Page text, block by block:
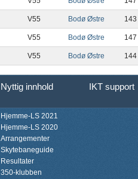
V55 Bodø Østre 143
V55 Bodø Østre 147
V55 Bodø Østre 144
Nyttig innhold IKT support
Hjemme-LS 2021
Hjemme-LS 2020
Arrangementer
Skytebaneguide
Resultater
350-klubben